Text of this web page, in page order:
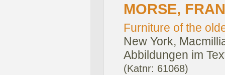
MORSE,
Furniture of the
New York,
Abbildungen im
(Katnr: 61068)